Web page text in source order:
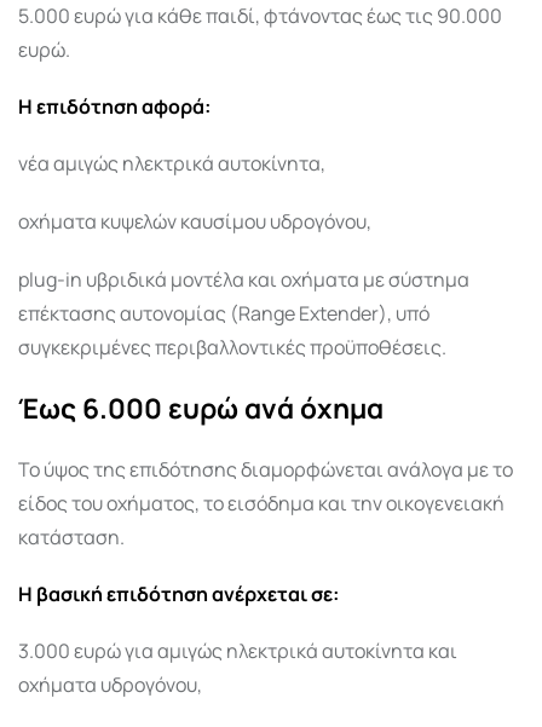
5.000 ευρώ για κάθε παιδί, φτάνοντας έως τις 90.000
ευρώ.
Η επιδότηση αφορά:
νέα αμιγώς ηλεκτρικά αυτοκίνητα,
οχήματα κυψελών καυσίμου υδρογόνου,
plug-in υβριδικά μοντέλα και οχήματα με σύστημα
επέκτασης αυτονομίας (Range Extender), υπό
συγκεκριμένες περιβαλλοντικές προϋποθέσεις.
Έως 6.000 ευρώ ανά όχημα
Το ύψος της επιδότησης διαμορφώνεται ανάλογα με το
είδος του οχήματος, το εισόδημα και την οικογενειακή
κατάσταση.
Η βασική επιδότηση ανέρχεται σε:
3.000 ευρώ για αμιγώς ηλεκτρικά αυτοκίνητα και
οχήματα υδρογόνου,